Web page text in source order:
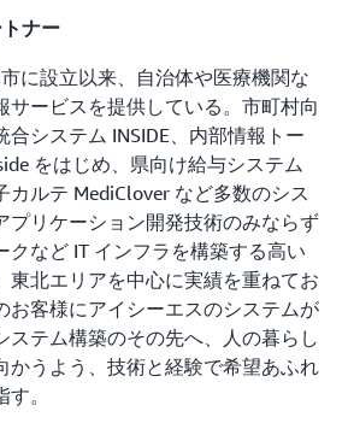
しているわけではありませんので、
うな影響があるか逐一アイシーエ
、IaC 活用や冗長性、BCP 対策、
テムとの連携など、さまざまな面で
した」（本舘氏）
の活用で、誰一人取り残されない社
（2022）年 9 月、ガバメントクラ
る机上検証の結果を発表しました。
トクラウド移行後の費用を試算／評
市のプロジェクトはイニシャルコス
ナー
に設立以来、自治体や医療機関な
サービスを提供している。市町村向
合システム INSIDE、内部情報トー
をはじめ、県向け給与システム
カルテ MediClover など多数のシス
プリケーション開発技術のみならず
クなど IT インフラを構築する高い
東北エリアを中心に実績を重ねてお
お客様にアイシーエスのシステムが
ステム構築のその先へ、人の暮らし
かうよう、技術と経験で希望あふれ
。